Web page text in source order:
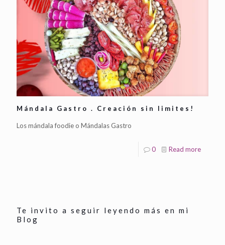
Mándala Gastro . Creación sin limites!
Los mándala foodie o Mándalas Gastro
0 Read more
Te invito a seguir leyendo más en mi
Blog